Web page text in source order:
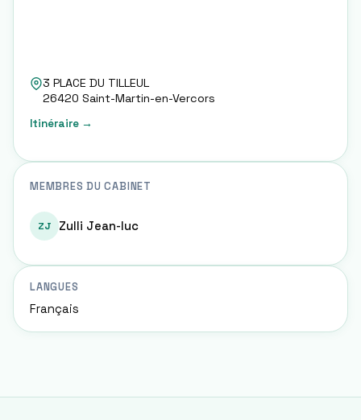
3 PLACE DU TILLEUL
26420 Saint-Martin-en-Vercors
Itinéraire →
MEMBRES DU CABINET
ZJ Zulli Jean-luc
LANGUES
Français